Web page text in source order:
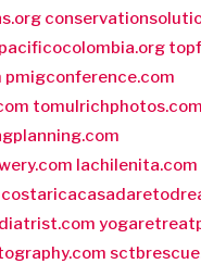
pacificocolombia.org
pmigconference.com
tomulrichphotos.com
lachilenita.com